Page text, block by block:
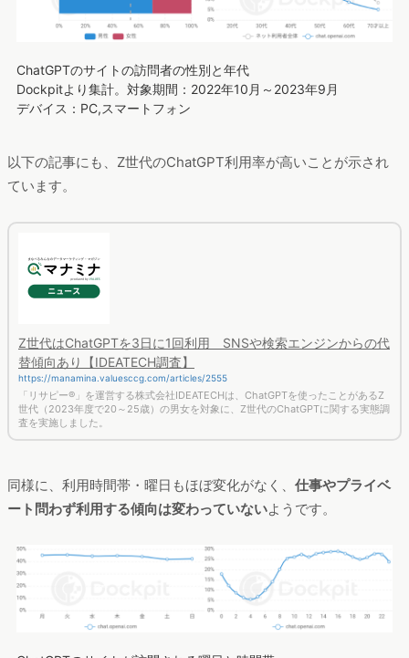
ChatGPTのサイトの訪問者の性別と年代
Dockpitより集計。対象期間：2022年10月～2023年9月
デバイス：PC,スマートフォン
以下の記事にも、Z世代のChatGPT利用率が高いことが示され
ています。
Z世代はChatGPTを3日に1回利用 SNSや検索エンジンからの代
替傾向あり【IDEATECH調査】
https://manamina.valuesccg.com/articles/2555
「リサピー®️」を運営する株式会社IDEATECHは、ChatGPTを使ったことがあるZ
世代（2023年度で20～25歳）の男女を対象に、Z世代のChatGPTに関する実態調
査を実施しました。
同様に、利用時間帯・曜日もほぼ変化がなく、 仕事やプライベ
ート問わず利用する傾向は変わっていないようです。